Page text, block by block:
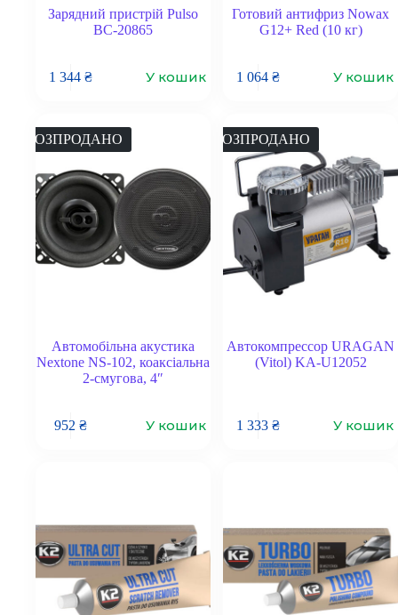
Зарядний пристрій Pulso
BC-20865
1 344 ₴ У кошик
Готовий антифриз Nowax
G12+ Red (10 кг)
1 064 ₴ У кошик
РОЗПРОДАНО
Автомобільна акустика
Nextone NS-102, коаксіальна
2-смугова, 4″
952 ₴ У кошик
РОЗПРОДАНО
Автокомпрессор URAGAN
(Vitol) KA-U12052
1 333 ₴ У кошик